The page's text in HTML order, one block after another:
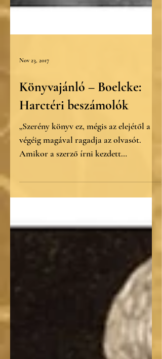
Könyvajánló – Boelcke:
Harctéri beszámolók
„Szerény könyv ez, mégis az elejétől a
végéig magával ragadja az olvasót.
mindennapi benyomásairól és...